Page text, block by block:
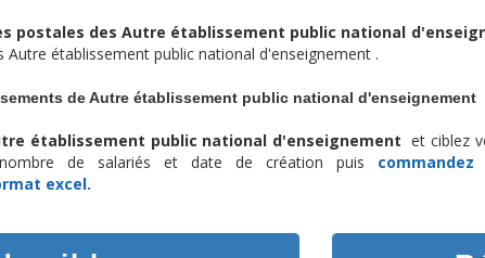
postales des Autre établissement public national
établissement public national d'enseignement .
de Autre établissement public national d'enseignement
établissement public national d'enseignement et ciblez
de salariés et date de création puis
excel.